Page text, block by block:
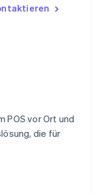
POS vor Ort und
die für